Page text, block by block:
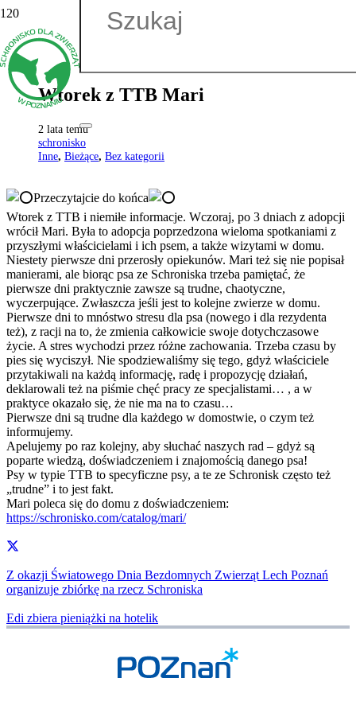
Wtorek z TTB Mari
2 lata temu
schronisko
Inne, Bieżące, Bez kategorii
Przeczytajcie do końca
Wtorek z TTB i niemiłe informacje. Wczoraj, po 3 dniach z adopcji
wrócił Mari. Była to adopcja poprzedzona wieloma spotkaniami z
przyszłymi właścicielami i ich psem, a także wizytami w domu.
Niestety pierwsze dni przerosły opiekunów. Mari też się nie popisał
manierami, ale biorąc psa ze Schroniska trzeba pamiętać, że
pierwsze dni praktycznie zawsze są trudne, chaotyczne,
wyczerpujące. Zwłaszcza jeśli jest to kolejne zwierze w domu.
Pierwsze dni to mnóstwo stresu dla psa (nowego i dla rezydenta
też), z racji na to, że zmienia całkowicie swoje dotychczasowe
życie. A stres wychodzi przez różne zachowania. Trzeba czasu by
pies się wyciszył. Nie spodziewaliśmy się tego, gdyż właściciele
przytakiwali na każdą informację, radę i propozycję działań,
deklarowali też na piśmie chęć pracy ze specjalistami… , a w
praktyce okazało się, że nie ma na to czasu…
Pierwsze dni są trudne dla każdego w domostwie, o czym też
informujemy.
Apelujemy po raz kolejny, aby słuchać naszych rad – gdyż są
poparte wiedzą, doświadczeniem i znajomością danego psa!
Psy w typie TTB to specyficzne psy, a te ze Schronisk często też
„trudne” i to jest fakt.
Mari poleca się do domu z doświadczeniem:
https://schronisko.com/catalog/mari/
Z okazji Światowego Dnia Bezdomnych Zwierząt Lech Poznań
organizuje zbiórkę na rzecz Schroniska
Edi zbiera pieniążki na hotelik